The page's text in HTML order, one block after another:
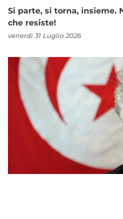
Si parte, si torna, insieme.
che resiste!
venerdì 31 Luglio 2026